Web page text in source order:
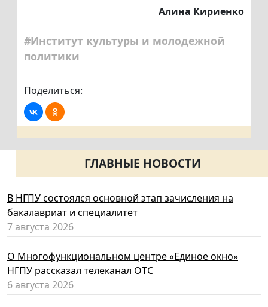
Алина Кириенко
#Институт культуры и молодежной
политики
Поделиться:
ГЛАВНЫЕ НОВОСТИ
В НГПУ состоялся основной этап зачисления на
бакалавриат и специалитет
7 августа 2026
О Многофункциональном центре «Единое окно»
НГПУ рассказал телеканал ОТС
6 августа 2026